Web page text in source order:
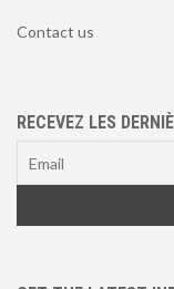
Contact us
RECEVEZ LES